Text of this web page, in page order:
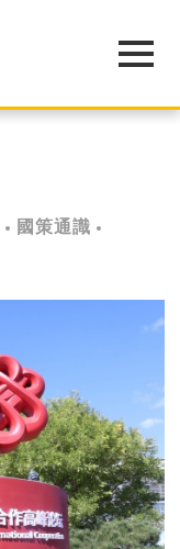
國策通識